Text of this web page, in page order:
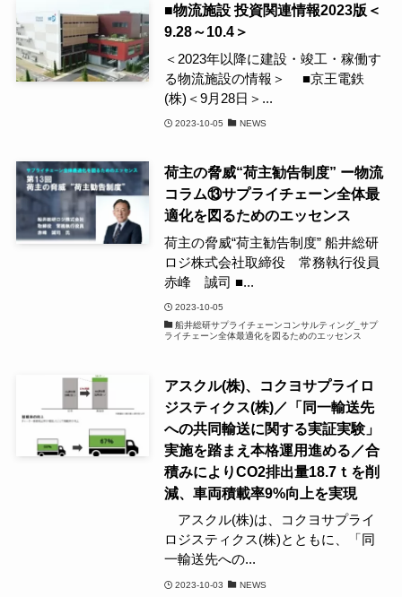
■物流施設 投資関連情報2023版＜
9.28～10.4＞
＜2023年以降に建設・竣工・稼働す
る物流施設の情報＞ ■京王電鉄
(株)＜9月28日＞...
2023-10-05 NEWS
荷主の脅威“荷主勧告制度” ー物流
コラム⑬サプライチェーン全体最
適化を図るためのエッセンス
荷主の脅威“荷主勧告制度” 船井総研
ロジ株式会社取締役 常務執行役員
赤峰 誠司 ■...
2023-10-05
船井総研サプライチェーンコンサルティング_サプ
ライチェーン全体最適化を図るためのエッセンス
アスクル(株)、コクヨサプライロ
ジスティクス(株)／「同一輸送先
への共同輸送に関する実証実験」
実施を踏まえ本格運用進める／合
積みによりCO2排出量18.7ｔを削
減、車両積載率9%向上を実現
アスクル(株)は、コクヨサプライ
ロジスティクス(株)とともに、「同
一輸送先への...
2023-10-03 NEWS